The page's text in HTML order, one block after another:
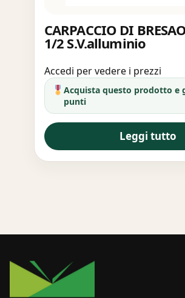
CARPACCIO DI
1/2 S.V.alluminio
Accedi per vedere i prezzi
Acquista questo prodotto e
punti
Leggi tutto